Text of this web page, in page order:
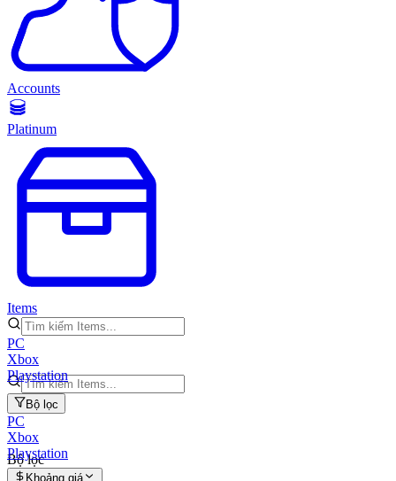
Accounts
Platinum
Items
PC
Xbox
Playstation
Bộ lọc
PC
Xbox
Playstation
Bộ lọc
Khoảng giá